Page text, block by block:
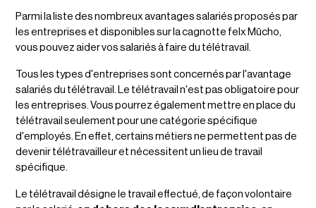
Parmi la liste des nombreux avantages salariés proposés par
les entreprises et disponibles sur la cagnotte felx Mūcho,
vous pouvez aider vos salariés à faire du télétravail.
Tous les types d'entreprises sont concernés par l'avantage
salariés du télétravail. Le télétravail n'est pas obligatoire pour
les entreprises. Vous pourrez également mettre en place du
télétravail seulement pour une catégorie spécifique
d'employés. En effet, certains métiers ne permettent pas de
devenir télétravailleur et nécessitent un lieu de travail
spécifique.
Le télétravail désigne le travail effectué, de façon volontaire